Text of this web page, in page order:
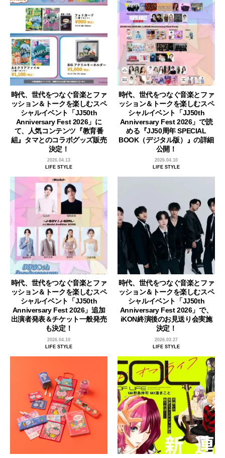
時代、世代をつなぐ音楽とファ
ッション＆トークを楽しむスペ
シャルイベント「JJ50th
Anniversary Fest 2026」に
て、人気コンテンツ『教育番
組』タマとのコラボグッズ販売
決定！
2026.04.13
LIFE STYLE
時代、世代をつなぐ音楽とファ
ッション＆トークを楽しむスペ
シャルイベント「JJ50th
Anniversary Fest 2026」で読
める『JJ50周年 SPECIAL
BOOK（デジタル版）』の詳細
公開！
2026.04.10
LIFE STYLE
時代、世代をつなぐ音楽とファ
ッション＆トークを楽しむスペ
シャルイベント「JJ50th
Anniversary Fest 2026」追加
出演者発表＆チケット一般発売
も決定！
2026.04.10
LIFE STYLE
時代、世代をつなぐ音楽とファ
ッション＆トークを楽しむスペ
シャルイベント「JJ50th
Anniversary Fest 2026」で、
iKON終演後のお見送り会実施
決定！
2026.03.27
LIFE STYLE